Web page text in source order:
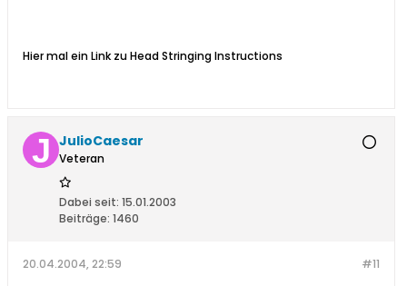
Hier mal ein Link zu Head Stringing Instructions
JulioCaesar
Veteran
Dabei seit: 15.01.2003
Beiträge: 1460
#11
20.04.2004, 22:59